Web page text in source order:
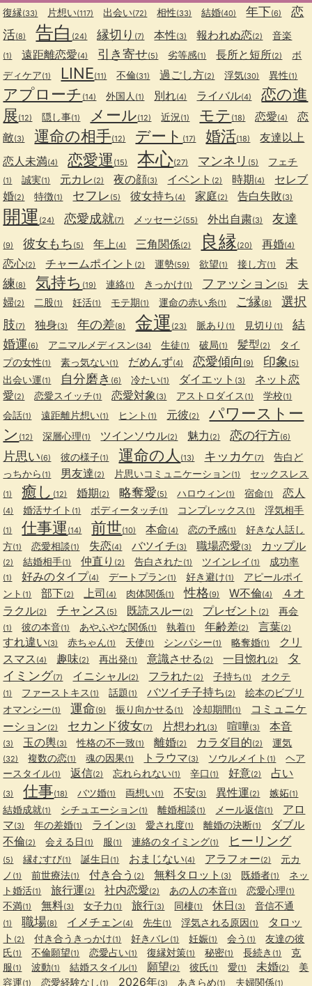
復縁(33) 片想い(117) 出会い(72) 相性(33) 結婚(40) 年下(6)
恋
活(8) 告白 (24) 縁切り (7) 本性(3) 報われぬ恋(2) 音楽
(1) 遠距離恋愛(4) 引き寄せ(5) 劣等感(1) 長所と短所(2)
ボ
ディケア(1) LINE(11) 不倫(31) 過ごし方(2) 浮気(30) 異性(1)
アプローチ (14) 外国人 (1) 別れ(4) ライバル(4)
恋の進
展(12) 隠し事(1) メール(12) 近況 (1) モテ (18) 恋愛(4)
恋
敵(3) 運命の相手(12) デート (17) 婚活(18)
友達以上
恋人未満(4) 恋愛運 (15) 本心(27) マンネリ (5) フェチ
(1) 誠実(1) 元カレ (2) 夜の顔(3) イベント (2) 時期(4)
セレブ
婚(2) 特徴(1) セフレ (5) 彼女持ち (4) 家庭(2) 告白失敗(3)
開運 (24) 恋愛成就(7) メッセージ(55) 外出自粛(3) 友達
(9) 彼女もち (5) 年上(4) 三角関係(2) 良縁(20) 再婚(4)
恋心(2) チャームポイント (2) 運勢(59) 欲望(1) 接し方(1)
未
練(8) 気持ち (19) 連絡(1) きっかけ(1) ファッション(5)
夫
婦(2) 二股(1) 妊活(1) モテ期(1) 運命の赤い糸(1) ご縁(8)
選択
肢(7) 独身(3) 年の差(8) 金運 (23) 脈あり (1) 見切り (1)
結
婚運(6) アニマルメディスン(34) 生徒(1) 破局(1) 髪型(2)
タイ
プの女性(1) 素っ気ない(1) だめんず(4) 恋愛傾向 (9) 印象 (5)
出会い運(1) 自分磨き (6) 冷たい(1) ダイエット (3)
ネット恋
愛(2) 恋愛スイッチ(1) 恋愛対象(3) アストロダイス (1) 学校(1)
会話(1) 遠距離片想い(1) ヒント (1) 元彼(2)
パワーストー
ン (12) 深層心理(1) ツインソウル(2) 魅力 (2) 恋の行方(6)
片思い(6) 彼の様子(1) 運命の人 (13) キッカケ(7)
告白ど
っちから (1) 男友達(2) 片思いコミュニケーション(1) セックスレス
(1) 癒し (12) 婚期(2) 略奪愛(5) ハロウィン(1) 宿命(1) 恋人
(4) 婚活サイト (1) ボディータッチ(1) コンプレックス (1) 浮気相手
(1) 仕事運 (14) 前世(10) 本命(4) 恋の予感(1)
好きな人話し
方(1) 恋愛相談(1) 失恋(4) バツイチ(3) 職場恋愛(3) カップル
(2) 結婚相手(1) 仲直り (2) 告白された (1) ツインレイ (1) 成功率
(1) 好みのタイプ(4) デートプラン(1) 好き避け(1)
アピールポイ
ント (1) 部下(2) 上司 (4) 肉体関係(1) 性格(9) W不倫(4)
４オ
ラクル(2) チャンス (5) 既読スルー(2) プレゼント (2) 再会
(1) 彼の本音(1) あやふやな関係(1) 執着(1) 年齢差(2) 言葉(2)
すれ違い(3) 赤ちゃん(1) 天使(1) シンパシー(1) 略奪婚(1)
クリ
スマス (4) 趣味(2) 再出発(1) 意識させる (2) 一目惚れ(2)
タ
イミング(7) イニシャル(2) フラれた (2) 子持ち(1) オクテ
(1) ファーストキス (1) 話題(1) バツイチ子持ち (2)
絵本のビブリ
オマンシー(1) 運命(9) 振り向かせる (1) 冷却期間(1)
コミュニケ
ーション(2) セカンド彼女(7) 片想われ(3) 喧嘩(3) 本音
(3) 玉の輿(3) 性格の不一致(1) 離婚(2) カラダ目的(2) 運気
(32) 複数の恋(1) 魂の因果(1) トラウマ(3) ソウルメイト (1)
ヘア
ースタイル(1) 返信(2) 忘れられない(1) 辛口 (1) 好意(2) 占い
(3) 仕事(18) バツ婚(1) 両想い(1) 不安(3) 異性運(2) 嫉妬(1)
結婚成就(1) シチュエーション(1) 離婚相談(1) メール返信(1)
アロ
マ(3) 年の差婚(1) ライン(3) 愛され度(1) 離婚の決断(1)
ダブル
不倫(2) 会える日 (1) 服(1) 連絡のタイミング(1) ヒーリング
(5) 縁むすび(1) 誕生日 (1) おまじない(4) アラフォー(2)
元カ
ノ (1) 前世療法(1) 付き合う (2) 無料タロット (3) 既婚者(1)
ネッ
ト婚活(1) 旅行運(2) 社内恋愛(2) あの人の本音(1) 恋愛心理(1)
不満(1) 無料(3) 女子力 (1) 旅行(3) 同棲(1) 休日 (3) 音信不通
(1) 職場(8) イメチェン(4) 先生(1) 浮気される原因(1)
タロッ
ト (2) 付き合うきっかけ(1) 好きバレ(1) 妊娠(1) 会う (1)
友達の彼
氏(1) 不倫願望(1) 恋愛占い(1) 復縁対策(1) 秘密(1) 長続き (1)
克
服(1) 波動(1) 結婚スタイル(1) 願望(2) 彼氏(1) 愛(1) 未婚(2)
美
容運(1) 恋愛経験なし (1) 2026年(3) あきらめ(1) 夫婦関係(1)